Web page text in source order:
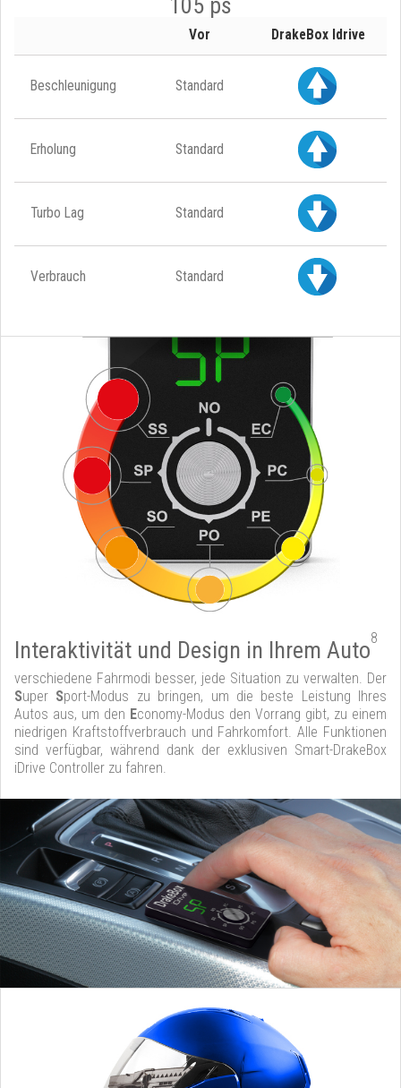
Vor DrakeBox Idrive
Beschleunigung Standard
Erholung Standard
Turbo Lag Standard
Verbrauch Standard
Interaktivität und Design in Ihrem Auto8
verschiedene Fahrmodi besser, jede Situation zu verwalten. Der
Super Sport-Modus zu bringen, um die beste Leistung Ihres
Autos aus, um den Economy-Modus den Vorrang gibt, zu einem
niedrigen Kraftstoffverbrauch und Fahrkomfort. Alle Funktionen
sind verfügbar, während dank der exklusiven Smart-DrakeBox
iDrive Controller zu fahren.